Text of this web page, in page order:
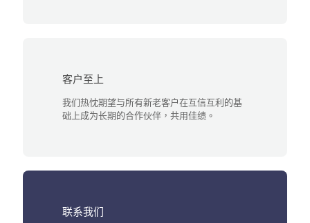
客户至上
我们热忱期望与所有新老客户在互信互利的基
础上成为长期的合作伙伴，共用佳绩。
联系我们